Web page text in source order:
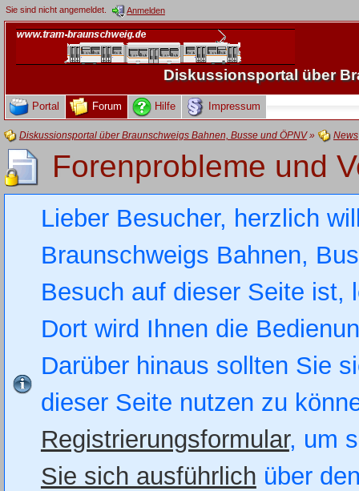
Sie sind nicht angemeldet. Anmelden
Diskussionsportal über
Portal Forum Hilfe Impressum
Diskussionsportal über Braunschweigs Bahnen, Busse und ÖPNV» News
Forenprobleme und
Lieber Besucher, herzlich
Braunschweigs Bahnen,
Besuch auf dieser Seite
Dort wird Ihnen die
Darüber hinaus sollten Sie
dieser Seite nutzen zu
Registrierungsformular, um
Sie sich ausführlich über